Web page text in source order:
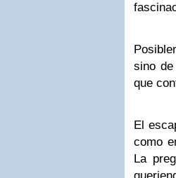
sino
que
El
como
La